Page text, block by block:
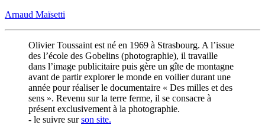
Arnaud Maïsetti
Olivier Toussaint est né en 1969 à Strasbourg. A l’issue
des l’école des Gobelins (photographie), il travaille
dans l’image publicitaire puis gère un gîte de montagne
avant de partir explorer le monde en voilier durant une
année pour réaliser le documentaire « Des milles et des
sens ». Revenu sur la terre ferme, il se consacre à
présent exclusivement à la photographie.
- le suivre surson site.